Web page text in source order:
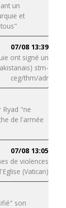
un
et
07/08 13:39
ont signé un
stm-
ceg/thm/adr
Ryad "ne
de l'armée
07/08 13:05
de violences
(Vatican)
son